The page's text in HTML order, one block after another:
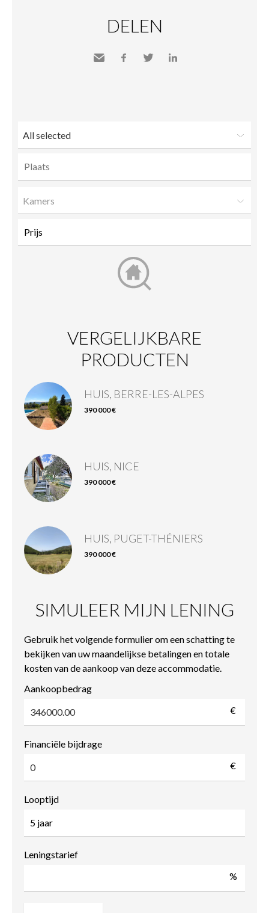
DELEN
All selected
Kamers
VERGELIJKBARE
PRODUCTEN
HUIS, BERRE-LES-ALPES
390 000 €
HUIS, NICE
390 000 €
HUIS, PUGET-THÉNIERS
390 000 €
SIMULEER MIJN LENING
Gebruik het volgende formulier om een schatting te
bekijken van uw maandelijkse betalingen en totale
kosten van de aankoop van deze accommodatie.
Aankoopbedrag
€
Financiële bijdrage
€
Looptijd
Leningstarief
%